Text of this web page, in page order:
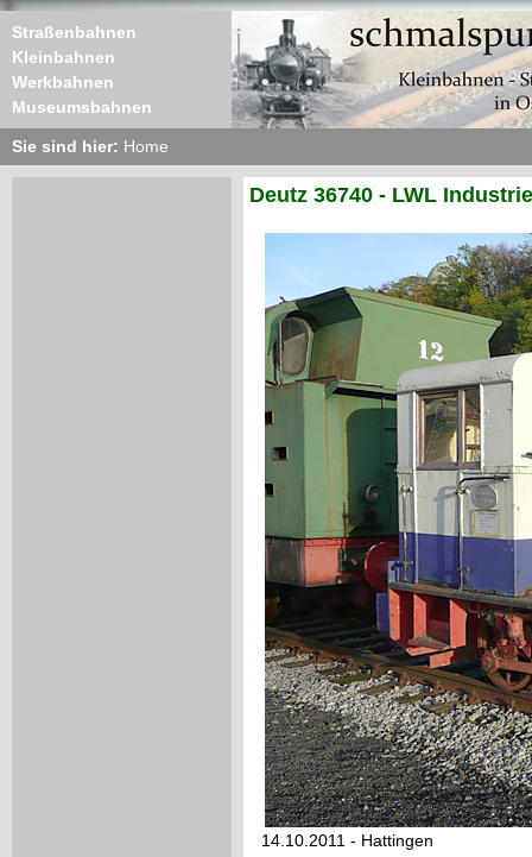
Straßenbahnen
Kleinbahnen
Werkbahnen
Museumsbahnen
Sie sind hier: Home
Deutz 36740 - LWL
14.10.2011 - Hattingen